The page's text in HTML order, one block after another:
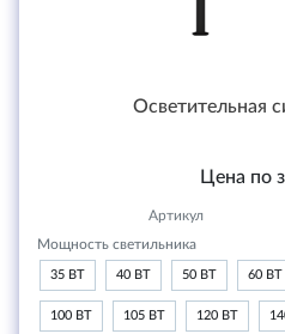
Осветительная
Цена по
Артикул
Мощность светильника
35 ВТ 40 ВТ 50 ВТ 60 ВТ
100 ВТ 105 ВТ 120 ВТ